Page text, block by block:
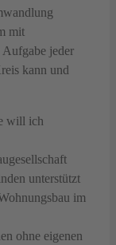
mit
jeder
kann und
will ich
unterstützt
im
ohne eigenen